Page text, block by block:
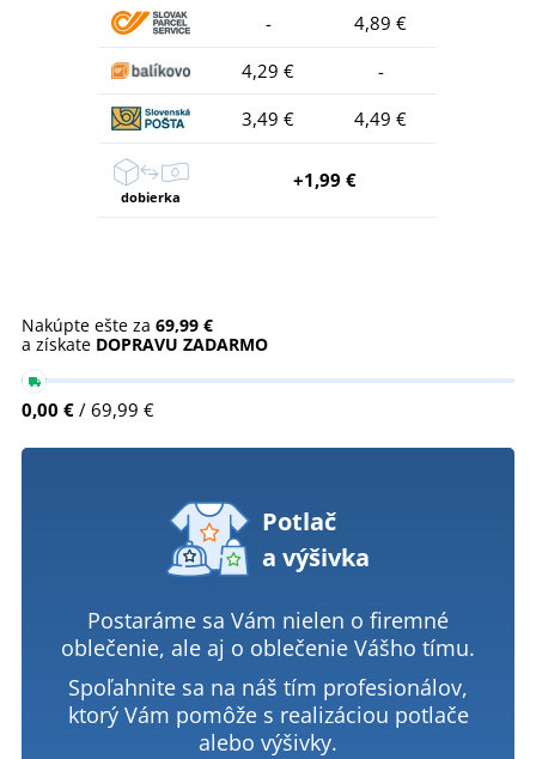
-
4,89 €
4,29 €
-
3,49 €
4,49 €
dobierka
+1,99 €
Nakúpte ešte za 69,99 €
a získate DOPRAVU ZADARMO
0,00 € / 69,99 €
Potlač
a výšivka
Postaráme sa Vám nielen o firemné
oblečenie, ale aj o oblečenie Vášho tímu.
Spoľahnite sa na náš tím profesionálov,
ktorý Vám pomôže s realizáciou potlače
alebo výšivky.